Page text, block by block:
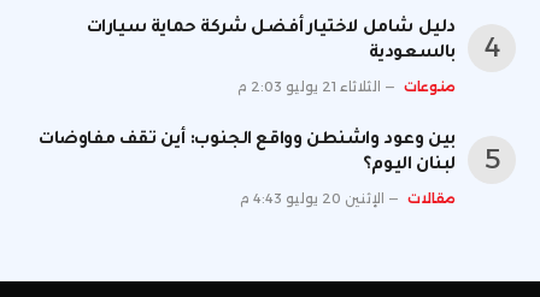
دليل شامل لاختيار أفضل شركة حماية سيارات
بالسعودية
منوعات الثلاثاء 21 يوليو 2:03 م
بين وعود واشنطن وواقع الجنوب: أين تقف مفاوضات
لبنان اليوم؟
مقالات الإثنين 20 يوليو 4:43 م